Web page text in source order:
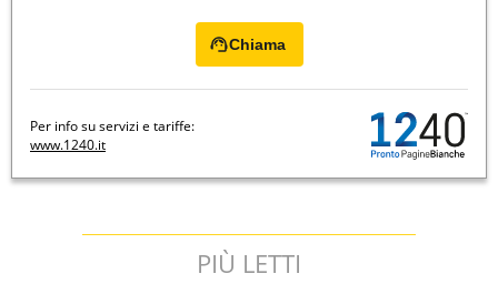
Chiama
Per info su servizi e tariffe:
www.1240.it
PIÙ LETTI